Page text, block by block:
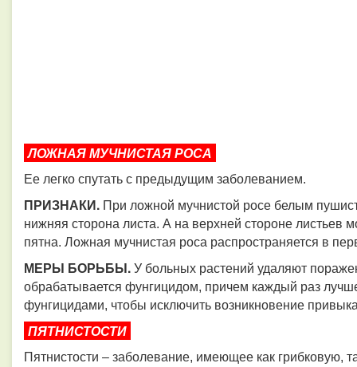
ЛОЖНАЯ МУЧНИСТАЯ РОСА
Ее легко спутать с предыдущим заболеванием.
ПРИЗНАКИ.​​​​​​​ При ложной мучнистой росе белым
нижняя сторона листа. А на верхней стороне листьев
пятна. Ложная мучнистая роса распространяется в
МЕРЫ БОРЬБЫ.​​​​​​​ У больных растений удаляют
обрабатывается фунгицидом, причем каждый раз
фунгицидами, чтобы исключить возникновение
ПЯТНИСТОСТИ
Пятнистости – заболевание, имеющее как грибковую,